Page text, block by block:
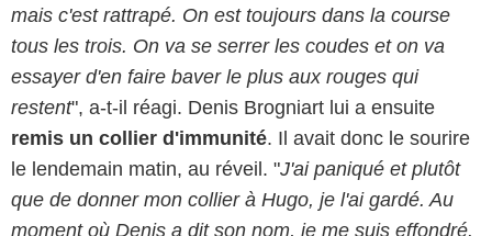
mais c'est rattrapé. On est toujours dans la course
tous les trois. On va se serrer les coudes et on va
essayer d'en faire baver le plus aux rouges qui
restent", a-t-il réagi. Denis Brogniart lui a ensuite
remis un collier d'immunité. Il avait donc le sourire
le lendemain matin, au réveil. "J'ai paniqué et plutôt
que de donner mon collier à Hugo, je l'ai gardé. Au
moment où Denis a dit son nom, je me suis effondré.